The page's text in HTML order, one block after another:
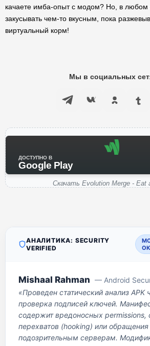
качаете имба-опыт с модом? Но, в любом
закусывать чем-то вкусным, пока
виртуальный корм!
Мы в социальных
ДОСТУПНО В
Google Play
Скачать Evolution Merge - Eat
АНАЛИТИКА: SECURITY
VERIFIED
OK
Mishaal Rahman — Android
«Проведен статический анализ APK
проверка подписей ключей.
содержит вредоносных permissions,
перехватов (hooking) или обращения
подозрительным серверам.